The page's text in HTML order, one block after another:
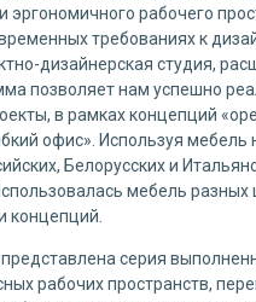
эргономичного рабочего
требованиях к
дизайнерская студия,
позволяет нам успешно
в рамках концепций
офис». Используя мебель
Белорусских и
мебель разных
концепций.
серия
рабочих пространств,